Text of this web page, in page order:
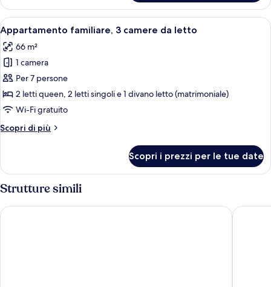
montagna
Classic,
camera
da
letto,
vista
montagna
Apri
tutte
le
foto
per
Appartamento
familiare,
camere
Una cassaforte in camera, Wi-Fi
4
Appartamento familiare, 3 camere da letto
66 m²
1 camera
Per 7 persone
2 letti queen, 2 letti singoli e 1 divano letto (matrimoniale)
Wi-Fi gratuito
Scopri di più
Altri
familiare,
3
camere
da
letto
Scopri i prezzi per le tue date
Strutture simili
Chalet Aster Hotel